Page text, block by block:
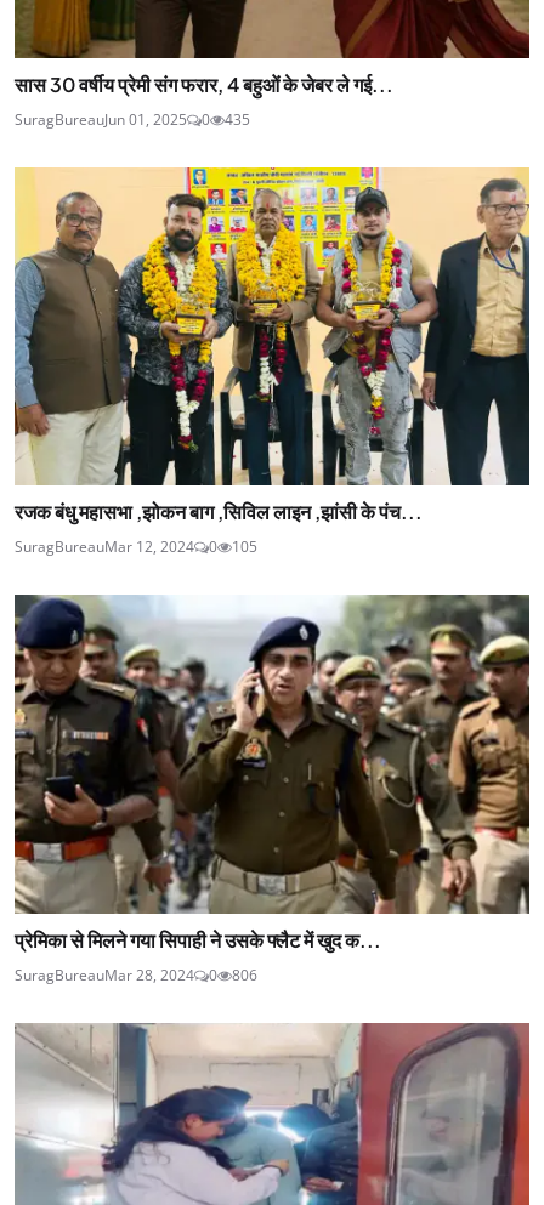
सास 30 वर्षीय प्रेमी संग फरार, 4 बहुओं के जेबर ले गई...
SuragBureauJun 01, 2025 0 435
रजक बंधु महासभा ,झोकन बाग ,सिविल लाइन ,झांसी के पंच...
SuragBureauMar 12, 2024 0 105
प्रेमिका से मिलने गया सिपाही ने उसके फ्लैट में खुद क...
SuragBureauMar 28, 2024 0 806